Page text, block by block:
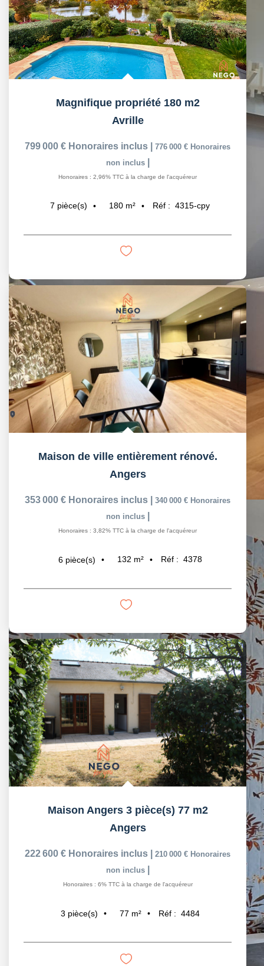
Magnifique propriété 180 m2
Avrille
799 000 € Honoraires inclus 776 000 € Honoraires
non inclus
Honoraires : 2,96% TTC à la charge de l'acquéreur
7 pièce(s) 180 m² Réf : 4315-cpy
Maison de ville entièrement rénové.
Angers
353 000 € Honoraires inclus 340 000 € Honoraires
non inclus
Honoraires : 3,82% TTC à la charge de l'acquéreur
6 pièce(s) 132 m² Réf : 4378
Maison Angers 3 pièce(s) 77 m2
Angers
222 600 € Honoraires inclus 210 000 € Honoraires
non inclus
Honoraires : 6% TTC à la charge de l'acquéreur
3 pièce(s) 77 m² Réf : 4484